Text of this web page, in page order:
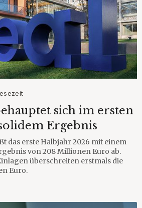
sich im ersten
Ergebnis
das erste Halbjahr 2026 mit einem
von 208 Millionen Euro ab.
überschreiten erstmals die
Euro.